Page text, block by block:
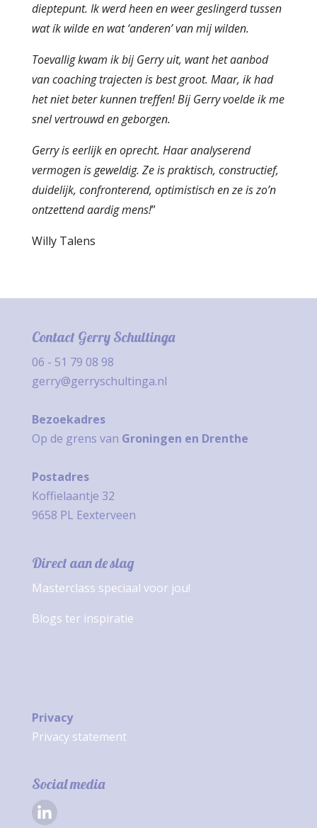
dieptepunt. Ik werd heen en weer geslingerd tussen
wat ík wilde en wat ‘anderen’ van mij wilden.
Toevallig kwam ik bij Gerry uit, want het aanbod
van coaching trajecten is best groot. Maar, ik had
het niet beter kunnen treffen! Bij Gerry voelde ik me
snel vertrouwd en geborgen.
Gerry is eerlijk en oprecht. Haar analyserend
vermogen is geweldig. Ze is praktisch, constructief,
duidelijk, confronterend, optimistisch en ze is zo’n
ontzettend aardig mens!”
Willy Talens
Contact Gerry Schultinga
06 - 51 79 08 98
gerry@gerryschultinga.nl
Bezoekadres
Op de grens van Groningen en Drenthe
Postadres
Koffielaantje 32
9658 PL Eexterveen
Direct aan de slag
Masterclass speciaal voor jou!
Blogs ter inspiratie
Privacy
Privacy statement
Social media